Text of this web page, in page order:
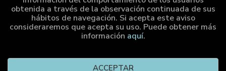
Distribució
Cumio Editora . Tots els Drets Reservats |
obtenida a través de la observación continuada de sus
hábitos de navegación. Si acepta este aviso
consideraremos que acepta su uso. Puede obtener más
información aquí.
ACCEPTAR